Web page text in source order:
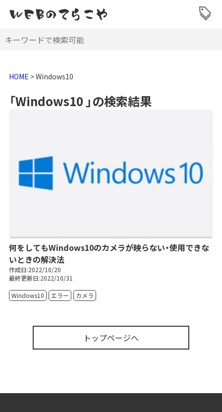
HOME >Windows10
「Windows10 」の検索結果
何をしてもWindows10のカメラが映らない・使用できな
いときの解決法
作成日:2022/10/20
最終更新日:2022/10/31
Windows10 エラー カメラ
トップページへ